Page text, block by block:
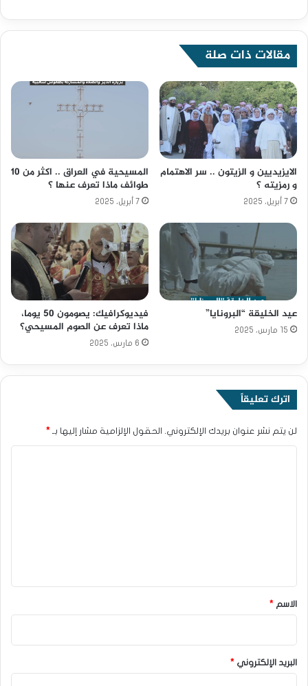
مقالات ذات صلة
الايزيديين و الزيتون .. سر الاهتمام
و رمزيته ؟
7 أبريل، 2025
المسيحية في العراق .. اكثر من 10
طوائف ماذا تعرف عنها ؟
7 أبريل، 2025
عيد الخليقة “البرونايا”
15 مارس، 2025
فيديوكرافيك: يصومون 50 يوما،
ماذا تعرف عن الصوم المسيحي؟
6 مارس، 2025
اترك تعليقاً
لن يتم نشر عنوان بريدك الإلكتروني. الحقول الإلزامية مشار إليها بـ *
*الاسم *
البريد الإلكتروني *